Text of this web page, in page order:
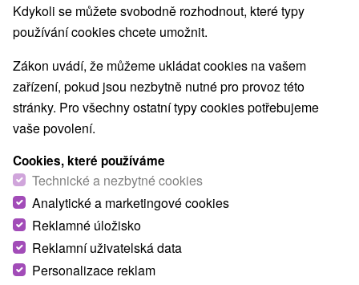
Kdykoli se můžete svobodně rozhodnout, které typy
používání cookies chcete umožnit.
Zákon uvádí, že můžeme ukládat cookies na vašem
zařízení, pokud jsou nezbytně nutné pro provoz této
stránky. Pro všechny ostatní typy cookies potřebujeme
vaše povolení.
Cookies, které používáme
Technické a nezbytné cookies
Analytické a marketingové cookies
Reklamné úložisko
Reklamní uživatelská data
Personalizace reklam